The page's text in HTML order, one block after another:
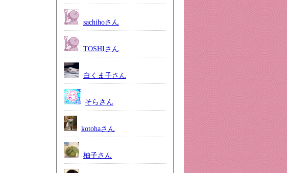
sachihoさん
TOSHIさん
白くま子さん
そらさん
kotohaさん
柚子さん